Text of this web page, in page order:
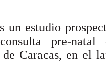
un estudio
pre-
Caracas, en el